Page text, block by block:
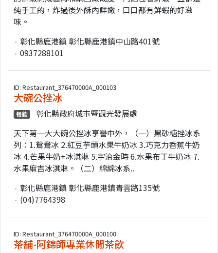
純手工的，炸過後外酥內鮮嫩，口口都有鮮蝦的好滋
味。
彰化縣鹿港鎮 彰化縣鹿港鎮中山路401號
0937288101
ID: Restaurant_376470000A_000103
大碗公挫冰
餐飲
彰化縣政府城市暨觀光發展處
天下第一大大碗公挫冰享譽中外，（一）黑砂糖挫冰系
列：1.鴛鴦冰 2.紅豆芋頭水果牛奶冰 3.巧克力香蕉牛奶
冰 4.芒果牛奶+冰淇淋 5.宇治金時 6.水果布丁牛奶冰 7.
水果麻吉冰淇淋。（二）綿綿冰系..
彰化縣鹿港鎮 彰化縣鹿港鎮青雲路135號
(04)7764398
ID: Restaurant_376470000A_000100
茶舖-阿錦師專業休閒茶飲